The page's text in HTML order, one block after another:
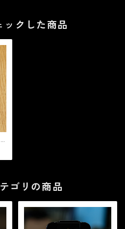
ックした商品
-
ゴリの商品